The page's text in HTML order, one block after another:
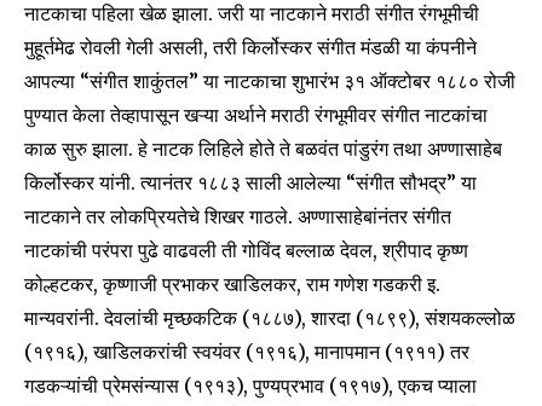
नाटकाचा पहिला खेळ झाला. जरी या नाटकाने मराठी संगीत रंगभूमीची
मुहूर्तमेढ रोवली गेली असली, तरी किर्लोस्कर संगीत मंडळी या कंपनीने
आपल्या “संगीत शाकुंतल” या नाटकाचा शुभारंभ ३१ ऑक्टोबर १८८० रोजी
पुण्यात केला तेव्हापासून खऱ्या अर्थाने मराठी रंगभूमीवर संगीत नाटकांचा
काळ सुरु झाला. हे नाटक लिहिले होते ते बळवंत पांडुरंग तथा अण्णासाहेब
किर्लोस्कर यांनी. त्यानंतर १८८३ साली आलेल्या “संगीत सौभद्र” या
नाटकाने तर लोकप्रियतेचे शिखर गाठले. अण्णासाहेबांनंतर संगीत
नाटकांची परंपरा पुढे वाढवली ती गोविंद बल्लाळ देवल, श्रीपाद कृष्ण
कोल्हटकर, कृष्णाजी प्रभाकर खाडिलकर, राम गणेश गडकरी इ.
मान्यवरांनी. देवलांची मृच्छकटिक (१८८७), शारदा (१८९९), संशयकल्लोळ
(१९१६), खाडिलकरांची स्वयंवर (१९१६), मानापमान (१९११) तर
गडकऱ्यांची प्रेमसंन्यास (१९१३), पुण्यप्रभाव (१९१७), एकच प्याला